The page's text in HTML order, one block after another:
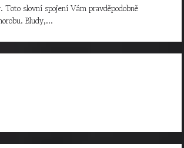
Toto slovní spojení Vám pravděpodobně
Bludy,…